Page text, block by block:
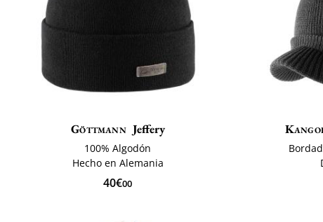
Göttmann Jeffery
100% Algodón
Hecho en Alemania
40€00